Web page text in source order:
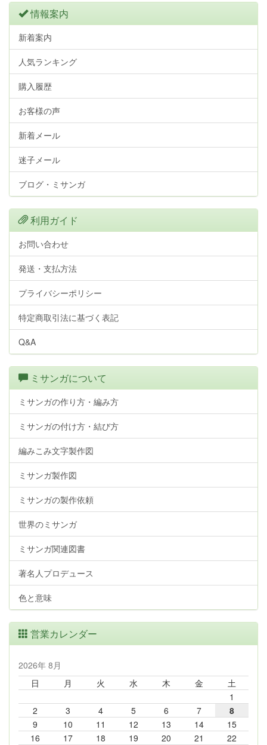
情報案内
新着案内
人気ランキング
購入履歴
お客様の声
新着メール
迷子メール
ブログ・ミサンガ
利用ガイド
お問い合わせ
発送・支払方法
プライバシーポリシー
特定商取引法に基づく表記
Q&A
ミサンガについて
ミサンガの作り方・編み方
ミサンガの付け方・結び方
編みこみ文字製作図
ミサンガ製作図
ミサンガの製作依頼
世界のミサンガ
ミサンガ関連図書
著名人プロデュース
色と意味
営業カレンダー
2026年 8月
日
月 火 水 木 金
土
1
2
3 4 5 6 7
8
9
10 11 12 13 14
15
16
17 18 19 20 21 22